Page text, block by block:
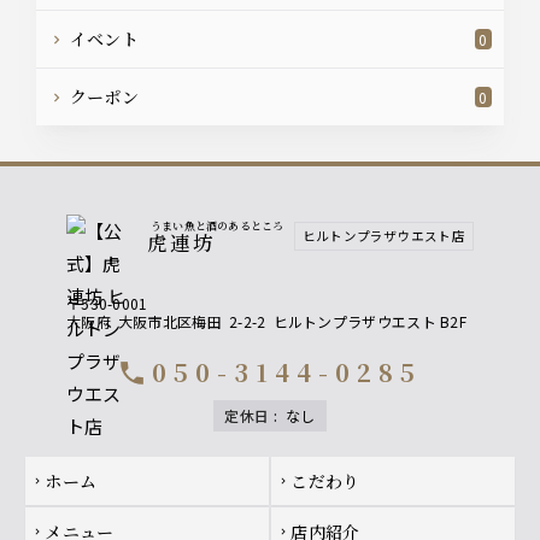
イベント 0
クーポン 0
うまい魚と酒のあるところ
虎連坊 ヒルトンプラザウエスト店
〒530-0001
大阪府 大阪市北区梅田 2-2-2 ヒルトンプラザウエスト B2F
call 050-3144-0285
定休日 : なし
Footer navigation
chevron_right ホーム chevron_right こだわり
chevron_right メニュー chevron_right 店内紹介